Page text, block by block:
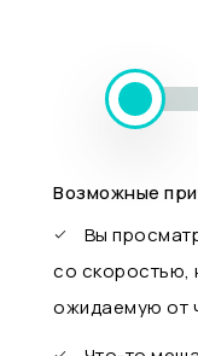
Возможные
Вы
со
ожидаемую от